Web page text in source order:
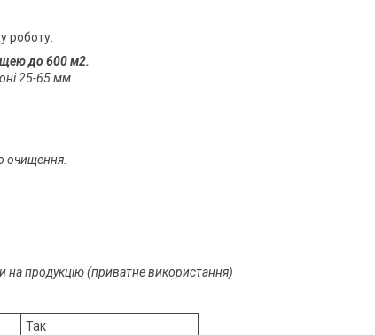
роботу.
до 600 м2.
25-65 мм
очищення.
на продукцію (приватне використання)
Так